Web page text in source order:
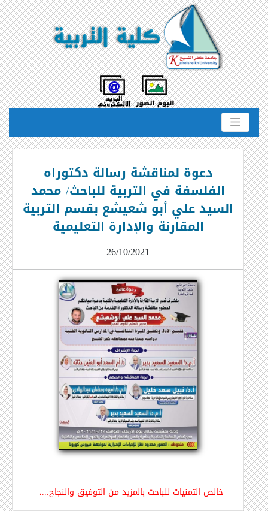
دعوة لمناقشة رسالة دكتوراه
الفلسفة في التربية للباحث/ محمد
السيد علي أبو شعيشع بقسم التربية
المقارنة والإدارة التعليمية
26/10/2021
خالص التمنيات للباحث بالمزيد من التوفيق والنجاح...،